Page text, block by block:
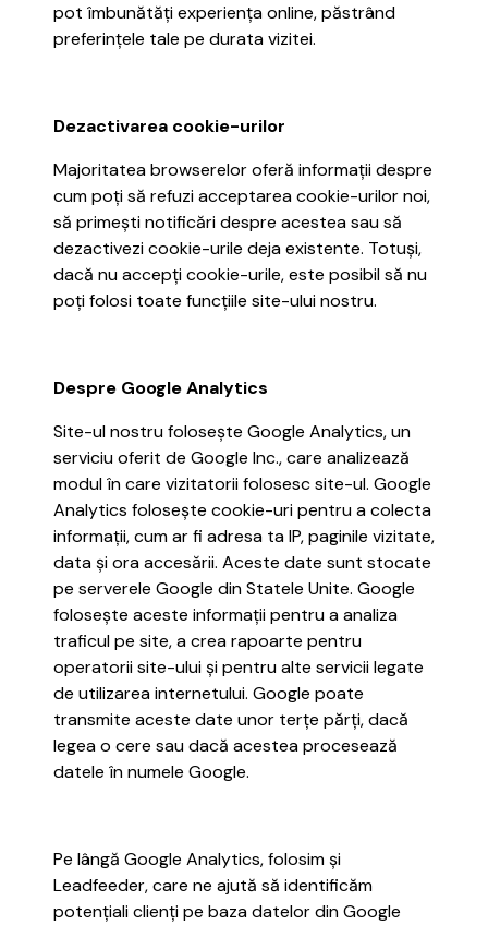
pot îmbunătăți experiența online, păstrând
preferințele tale pe durata vizitei.
Dezactivarea cookie-urilor
Majoritatea browserelor oferă informații despre
cum poți să refuzi acceptarea cookie-urilor noi,
să primești notificări despre acestea sau să
dezactivezi cookie-urile deja existente. Totuși,
dacă nu accepți cookie-urile, este posibil să nu
poți folosi toate funcțiile site-ului nostru.
Despre Google Analytics
Site-ul nostru folosește Google Analytics, un
serviciu oferit de Google Inc., care analizează
modul în care vizitatorii folosesc site-ul. Google
Analytics folosește cookie-uri pentru a colecta
informații, cum ar fi adresa ta IP, paginile vizitate,
data și ora accesării. Aceste date sunt stocate
pe serverele Google din Statele Unite. Google
folosește aceste informații pentru a analiza
traficul pe site, a crea rapoarte pentru
operatorii site-ului și pentru alte servicii legate
de utilizarea internetului. Google poate
transmite aceste date unor terțe părți, dacă
legea o cere sau dacă acestea procesează
datele în numele Google.
Pe lângă Google Analytics, folosim și
Leadfeeder, care ne ajută să identificăm
potențiali clienți pe baza datelor din Google